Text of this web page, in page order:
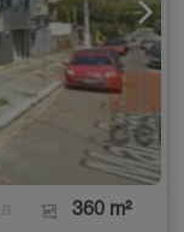
360 m²